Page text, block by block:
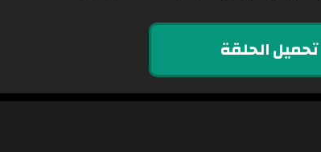
تحميل الحلقة